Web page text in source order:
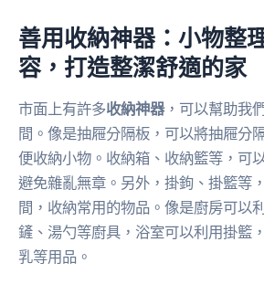
善用收納神器：小物整
容，打造整潔舒適的家
市面上有許多收納神器，可以幫助我
間。像是抽屜分隔板，可以將抽屜分
便收納小物。收納箱、收納籃等，可
避免雜亂無章。另外，掛鉤、掛籃等
間，收納常用的物品。像是廚房可以
鏟、湯勺等廚具，浴室可以利用掛籃
乳等用品。